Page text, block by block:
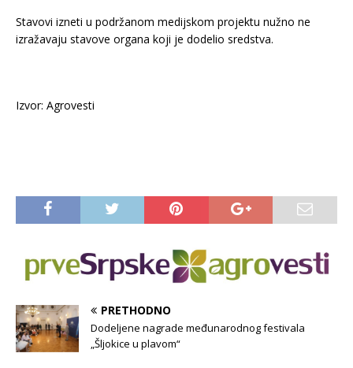
Stavovi izneti u podržanom medijskom projektu nužno ne
izražavaju stavove organa koji je dodelio sredstva.
Izvor: Agrovesti
PRETHODNO
Dodeljene nagrade međunarodnog festivala
„Šljokice u plavom“